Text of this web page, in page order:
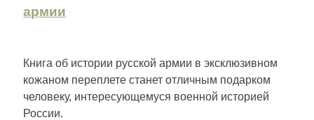
армии
Книга об истории русской армии в эксклюзивном
кожаном переплете станет отличным подарком
человеку, интересующемуся военной историей
России.